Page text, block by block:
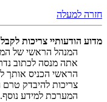
חזרה למעלה
מדוע הודעותיי צריכות
המנהל הראשי של
אתה מנסה לכתוב
הראשי הכניס
צריכות להיבדק
המערכת למידע נוסף.